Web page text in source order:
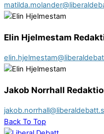
Elin Hjelmestam
Jakob Norrhall
Back To Top